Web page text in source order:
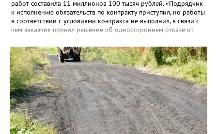
работ составила 11 миллионов 100 тысяч рублей. «Подрядчик
к исполнению обязательств по контракту приступил, но работы
в соответствии с условиями контракта не выполнил, в связи с
чем заказчик принял решение об одностороннем отказе от
Челябинском УФАС. Антимонопольная служба приняла
решение включить ООО «ПИАЛ» в реестр недобросовестных
поставщиков. В чёрном списке уфимский подрядчик будет два
года.